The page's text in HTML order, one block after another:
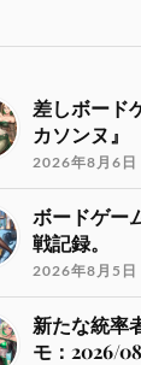
差しボード
カソンヌ』
2026年8月6日
ボードゲー
戦記録。
2026年8月5日
新たな統率
モ：2026/